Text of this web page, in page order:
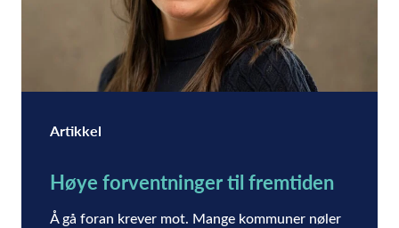
Artikkel
Høye forventninger til fremtiden
Å gå foran krever mot. Mange kommuner nøler